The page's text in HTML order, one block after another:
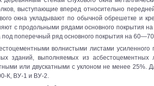
выступающие вперед относительно
окна укладывают по обычной обрешетке и
с продольными рядами основного покрытия
под поперечный ряд основного покрытия на
волнистыми листами
зданий, выполняемых из
или двускатными с уклоном не менее 25%.
К, ВУ-1 и ВУ-2.